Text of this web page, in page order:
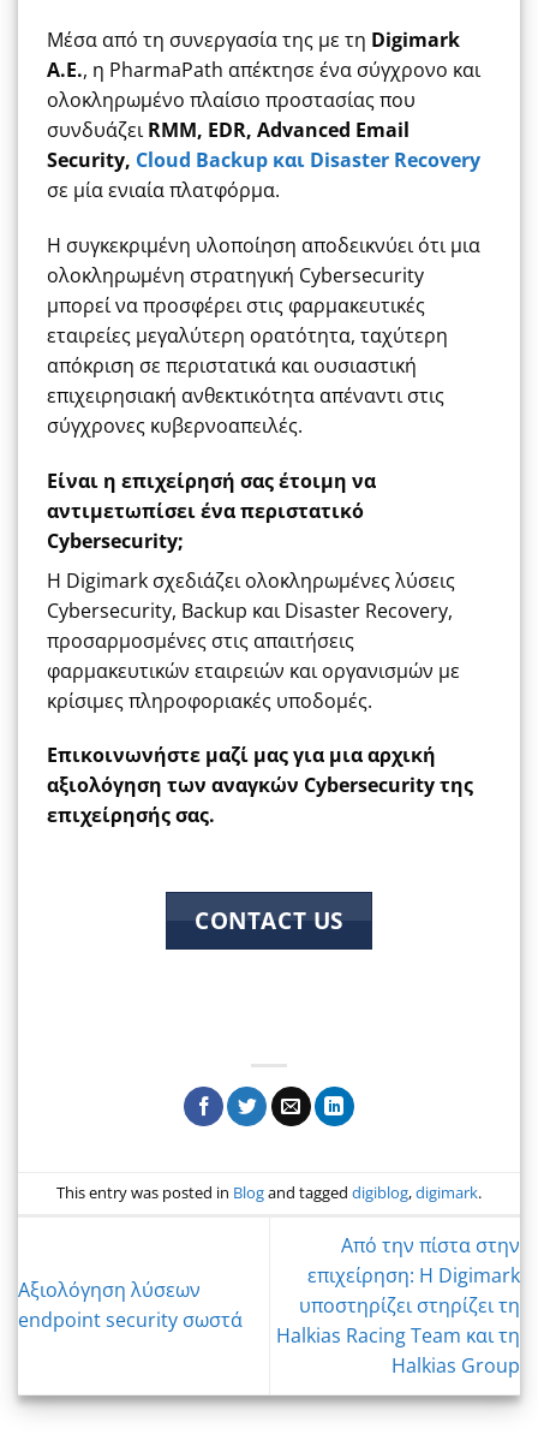
Μέσα από τη συνεργασία της με τη Digimark
A.E., η PharmaPath απέκτησε ένα σύγχρονο και
ολοκληρωμένο πλαίσιο προστασίας που
συνδυάζειRMM, EDR, Advanced Email
Security, Cloud Backup και Disaster Recovery
σε μία ενιαία πλατφόρμα.
Η συγκεκριμένη υλοποίηση αποδεικνύει ότι μια
ολοκληρωμένη στρατηγική Cybersecurity
μπορεί να προσφέρει στις φαρμακευτικές
εταιρείες μεγαλύτερη ορατότητα, ταχύτερη
απόκριση σε περιστατικά και ουσιαστική
επιχειρησιακή ανθεκτικότητα απέναντι στις
σύγχρονες κυβερνοαπειλές.
Είναι η επιχείρησή σας έτοιμη να
αντιμετωπίσει ένα περιστατικό
Cybersecurity;
Η Digimark σχεδιάζει ολοκληρωμένες λύσεις
Cybersecurity, Backup και Disaster Recovery,
προσαρμοσμένες στις απαιτήσεις
φαρμακευτικών εταιρειών και οργανισμών με
κρίσιμες πληροφοριακές υποδομές.
Επικοινωνήστε μαζί μας για μια αρχική
αξιολόγηση των αναγκών Cybersecurity της
επιχείρησής σας.
CONTACT US
This entry was posted in Blogand tagged digiblog,digimark.
Αξιολόγηση λύσεων
endpoint security σωστά
Από την πίστα στην
επιχείρηση: Η Digimark
υποστηρίζει στηρίζει τη
Halkias Racing Team και τη
Halkias Group